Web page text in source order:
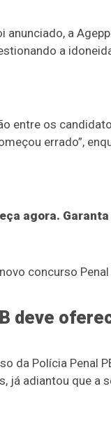
anunciado, a
a
entre os
errado”,
agora.
concurso Penal
deve
da Polícia Penal
já adiantou que a